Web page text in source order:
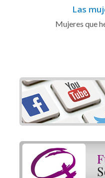
Las
Mujeres que